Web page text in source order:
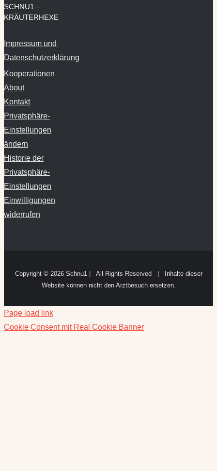
SCHNU1 –
KRÄUTERHEXE
Impressum und
Datenschutzerklärung
Kooperationen
About
Kontakt
Privatsphäre-
Einstellungen
ändern
Historie der
Privatsphäre-
Einstellungen
Einwilligungen
widerrufen
Copyright © 2026 Schnu1 | All Rights Reserved | Inhalte dieser
Website können nicht den Arztbesuch ersetzen.
Page load link
Cookie Consent mit Real Cookie Banner